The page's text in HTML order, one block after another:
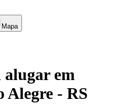
Mapa
alugarem
Alegre - RS